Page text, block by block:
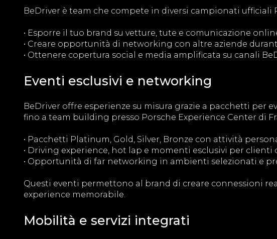
BeDriver è team che compete in diversi campionati ufficiali
• Esporre il tuo brand su vetture, tute e comunicazione
• Creare opportunità di networking con altre aziende
• Ottenere copertura social e media amplificata su canali
Eventi esclusivi e networking
BeDriver offre esperienze su misura grazie a pacchetti per
fino a team building presso Porsche Experience Center di
• Pacchetti Platinum, Gold, Silver, Bronze con attività
• Driving experience, hot lap e momenti esclusivi per clienti
• Opportunità di far networking in ambienti selezionati e
Questi eventi permettono al brand di creare connessioni
experience memorabile.
Mobilità e servizi integrati